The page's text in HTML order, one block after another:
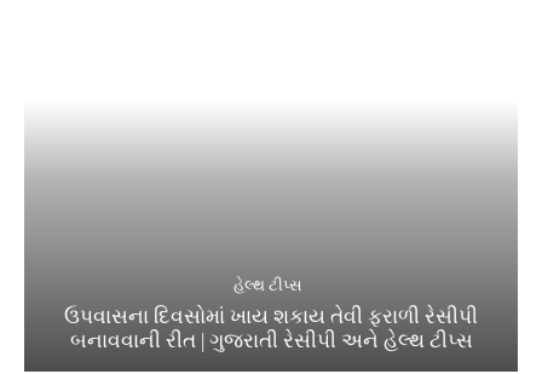
હેલ્થ ટીપ્સ
ઉપવાસના દિવસોમાં ખાય શકાય તેવી ફરાળી રેસીપી
બનાવવાની રીત | ગુજરાતી રેસીપી અને હેલ્થ ટીપ્સ